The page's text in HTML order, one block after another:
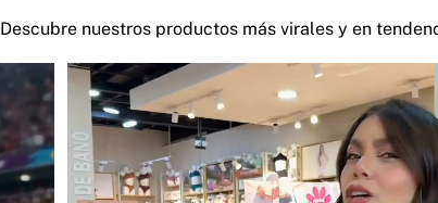
Descubre nuestros productos más virales y en